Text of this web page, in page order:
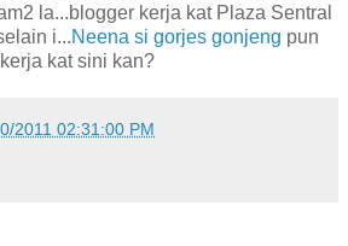
la...blogger kerja kat Plaza Sentral
i...Neena si gorjes gonjeng pun
kerja kat sini kan?
2011 02:31:00 PM